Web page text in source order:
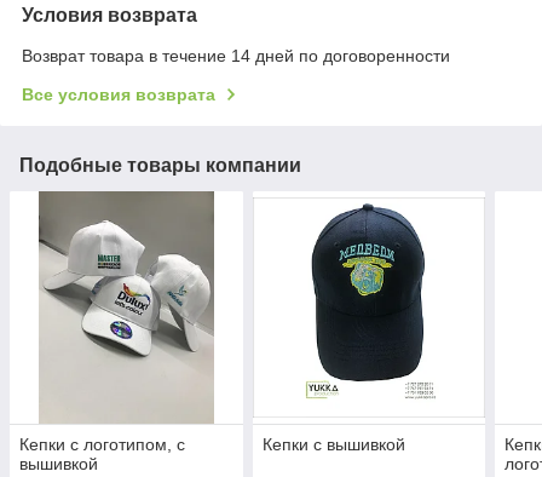
Условия возврата
Возврат товара в течение 14 дней по договоренности
Все условия возврата
Подобные товары компании
Кепки с логотипом, с
вышивкой
Кепки с вышивкой